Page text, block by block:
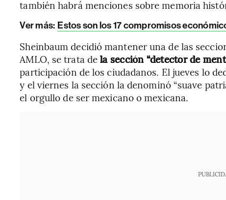
también habrá menciones sobre memoria
Ver más: Estos son los 17 compromisos
Sheinbaum decidió mantener una de las
AMLO, se trata dela sección “detector de
participación de los ciudadanos. El jueves lo
y el viernes la sección la denominó “suave
el orgullo de ser mexicano o mexicana.